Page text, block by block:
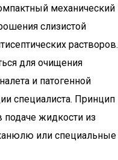
механический
слизистой
растворов.
для очищения
и патогенной
специалиста. Принцип
подаче жидкости из
или специальные